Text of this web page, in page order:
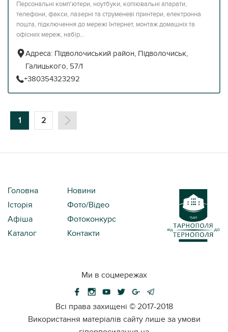
Персональні комп'ютери, ноутбуки, копіювальні апарати,
телефони, факси, лазерні та струменеві принтери, електронна
пошта, підключення до мережі Інтернет, монтаж домашніх та
офісних мереж, набір...
Адреса: Підволочиський район, Підволочиськ,
Галицького, 57/1
+380354323292
1 2
Головна
Новини
Історія
Фото/Відео
Афіша
Фотоконкурс
Каталог
Контакти
Ми в соцмережах
Всі права захищені © 2017-2018
Використання матеріалів сайту лише за умови